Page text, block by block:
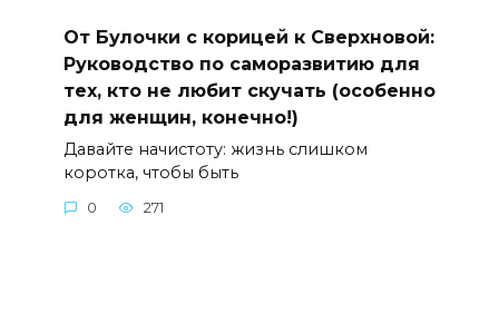
От Булочки с корицей к Сверхновой:
Руководство по саморазвитию для
тех, кто не любит скучать (особенно
для женщин, конечно!)
Давайте начистоту: жизнь слишком
коротка, чтобы быть
0 271